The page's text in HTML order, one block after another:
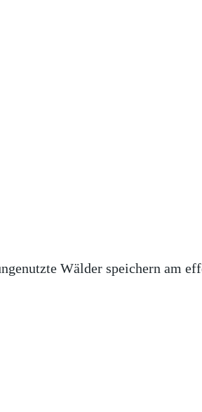
Wälder speichern am